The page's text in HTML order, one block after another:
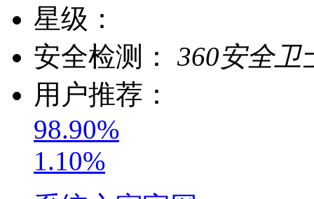
星级：
安全检测：
360安全卫
用户推荐：
98.90%
1.10%